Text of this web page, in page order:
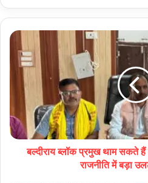
बल्दीराय ब्लॉक प्रमुख थाम सकते हैं
राजनीति में बड़ा